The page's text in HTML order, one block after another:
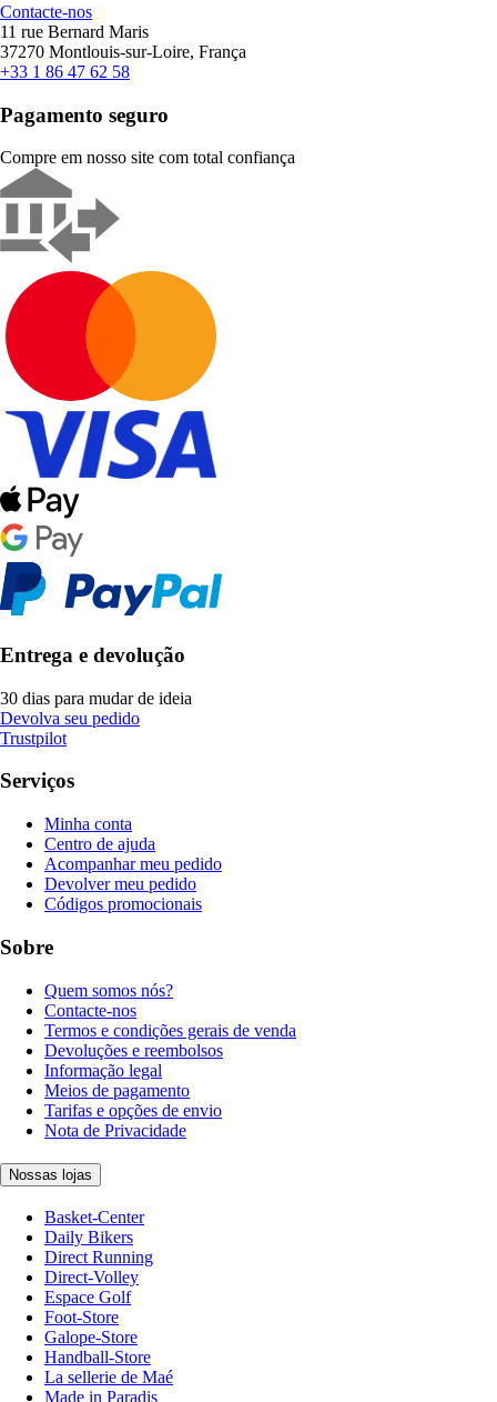
Contacte-nos
11 rue Bernard Maris
37270 Montlouis-sur-Loire, França
+33 1 86 47 62 58
Pagamento seguro
Compre em nosso site com total confiança
Entrega e devolução
30 dias para mudar de ideia
Devolva seu pedido
Trustpilot
Serviços
Minha conta
Centro de ajuda
Acompanhar meu pedido
Devolver meu pedido
Códigos promocionais
Sobre
Quem somos nós?
Contacte-nos
Termos e condições gerais de venda
Devoluções e reembolsos
Informação legal
Meios de pagamento
Tarifas e opções de envio
Nota de Privacidade
Nossas lojas
Basket-Center
Daily Bikers
Direct Running
Direct-Volley
Espace Golf
Foot-Store
Galope-Store
Handball-Store
La sellerie de Maé
Made in Paradis